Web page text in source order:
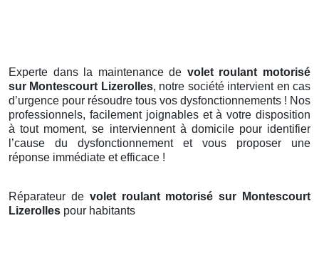
Experte dans la maintenance de volet roulant motorisé
sur Montescourt Lizerolles, notre société intervient en cas
d’urgence pour résoudre tous vos dysfonctionnements ! Nos
professionnels, facilement joignables et à votre disposition
à tout moment, se interviennent à domicile pour identifier
l’cause du dysfonctionnement et vous proposer une
réponse immédiate et efficace !
Réparateur de volet roulant motorisé sur Montescourt
Lizerolles pour habitants